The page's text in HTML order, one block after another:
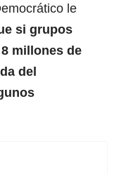
le
si grupos
millones de
del